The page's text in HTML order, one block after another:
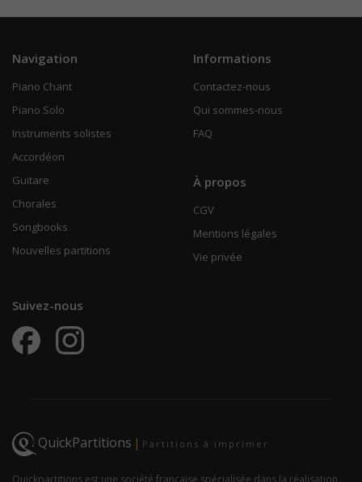
Navigation
Piano Chant
Piano Solo
Instruments solistes
Accordéon
Guitare
Chorales
Songbooks
Nouvelles partitions
Informations
Contactez-nous
Qui sommes-nous
FAQ
À propos
CGV
Mentions légales
Vie privée
Suivez-nous
QuickPartitions | Partitions à imprimer
Quickpartitions est une société française spécialisée dans la réalisation